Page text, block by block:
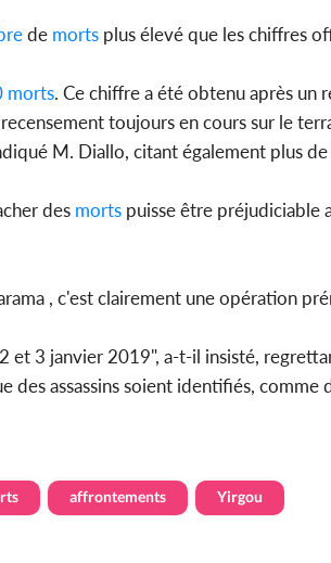
de morts plus élevé que les chiffres
morts. Ce chiffre a été obtenu après un
toujours en cours sur le
M. Diallo, citant également plus
des morts puisse être préjudiciable
, c'est clairement une opération
et 3 janvier 2019", a-t-il insisté,
des assassins soient identifiés,
affrontements Yirgou